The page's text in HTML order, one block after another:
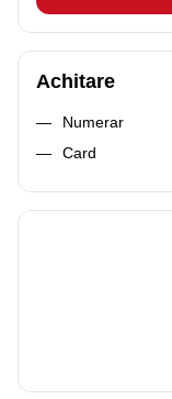
Achitare
Numerar
Card